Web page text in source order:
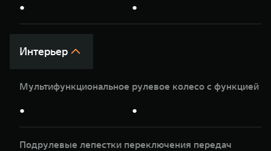
● ●
Интерьер
Мультифункциональное рулевое колесо с функцией
● ●
Подрулевые лепестки переключения передач